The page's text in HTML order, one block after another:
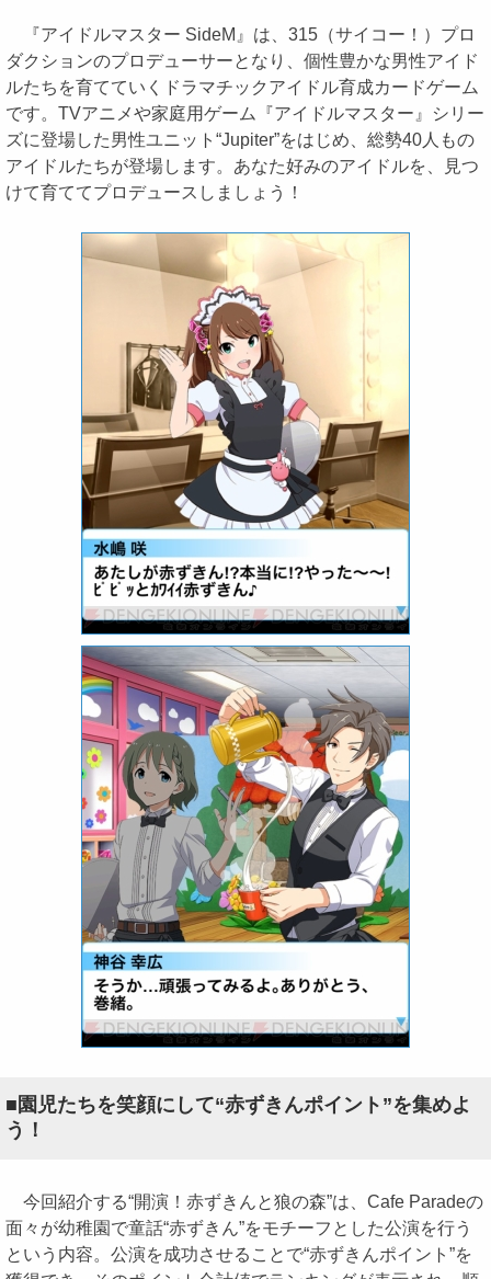
『アイドルマスター SideM』は、315（サイコー！）プロ
ダクションのプロデューサーとなり、個性豊かな男性アイド
ルたちを育てていくドラマチックアイドル育成カードゲーム
です。TVアニメや家庭用ゲーム『アイドルマスター』シリー
ズに登場した男性ユニット“Jupiter”をはじめ、総勢40人もの
アイドルたちが登場します。あなた好みのアイドルを、見つ
けて育ててプロデュースしましょう！
■園児たちを笑顔にして“赤ずきんポイント”を集めよ
う！
今回紹介する“開演！赤ずきんと狼の森”は、Cafe Paradeの
面々が幼稚園で童話“赤ずきん”をモチーフとした公演を行う
という内容。公演を成功させることで“赤ずきんポイント”を